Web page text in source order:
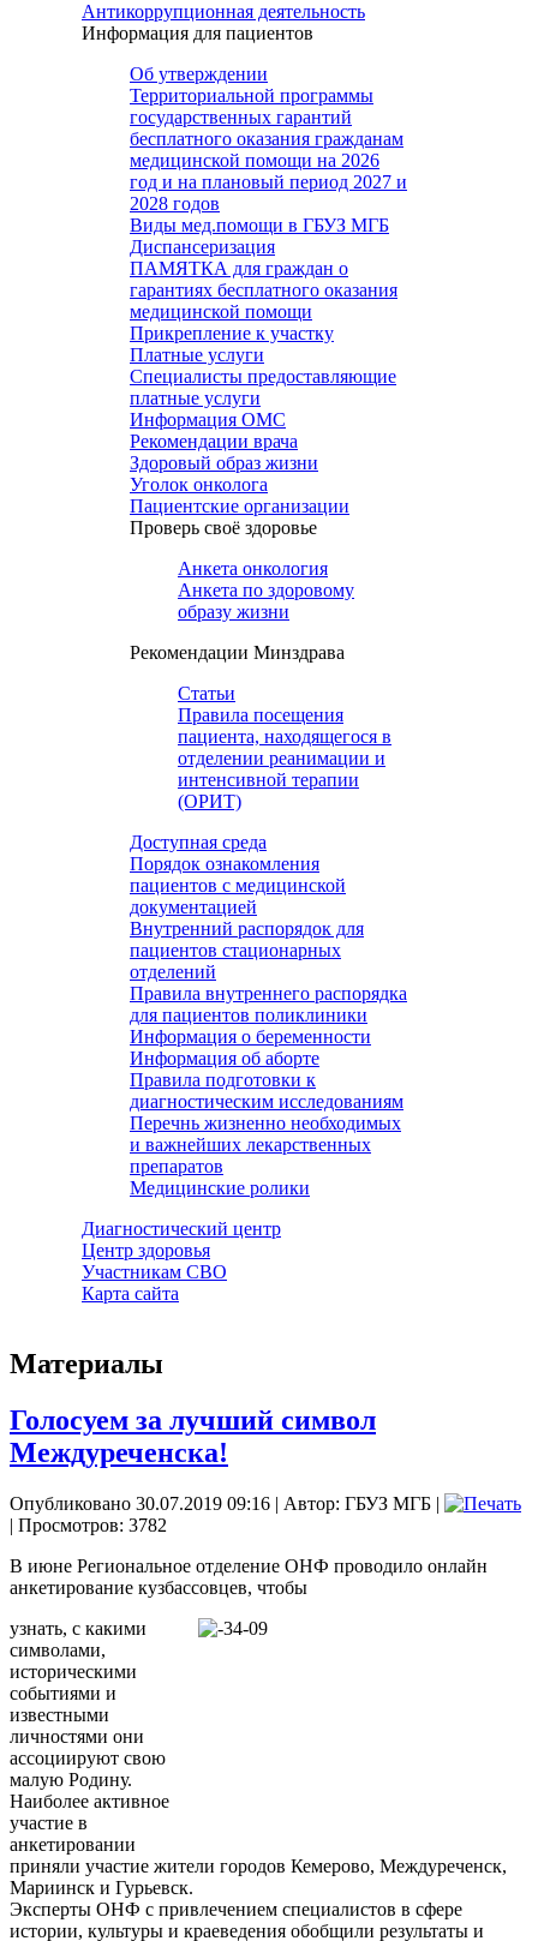
Антикоррупционная деятельность
Информация для пациентов
Об утверждении
Территориальной программы
государственных гарантий
бесплатного оказания гражданам
медицинской помощи на 2026
год и на плановый период 2027 и
2028 годов
Виды мед.помощи в ГБУЗ МГБ
Диспансеризация
ПАМЯТКА для граждан о
гарантиях бесплатного оказания
медицинской помощи
Прикрепление к участку
Платные услуги
Специалисты предоставляющие
платные услуги
Информация ОМС
Рекомендации врача
Здоровый образ жизни
Уголок онколога
Пациентские организации
Проверь своё здоровье
Анкета онкология
Анкета по здоровому
образу жизни
Рекомендации Минздрава
Статьи
Правила посещения
пациента, находящегося в
отделении реанимации и
интенсивной терапии
(ОРИТ)
Доступная среда
Порядок ознакомления
пациентов с медицинской
документацией
Внутренний распорядок для
пациентов стационарных
отделений
Правила внутреннего распорядка
для пациентов поликлиники
Информация о беременности
Информация об аборте
Правила подготовки к
диагностическим исследованиям
Перечнь жизненно необходимых
и важнейших лекарственных
препаратов
Медицинские ролики
Диагностический центр
Центр здоровья
Участникам СВО
Карта сайта
Материалы
Голосуем за лучший символ
Междуреченска!
Опубликовано 30.07.2019 09:16 | Автор: ГБУЗ МГБ |
| Просмотров: 3782
В июне Региональное отделение ОНФ проводило онлайн
анкетирование кузбассовцев, чтобы
узнать, с какими
символами,
историческими
событиями и
известными
личностями они
ассоциируют свою
малую Родину.
Наиболее активное
участие в
анкетировании
приняли участие жители городов Кемерово, Междуреченск,
Мариинск и Гурьевск.
Эксперты ОНФ с привлечением специалистов в сфере
истории, культуры и краеведения обобщили результаты и